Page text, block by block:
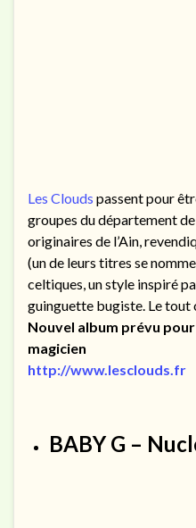
Les Clouds passent pour
groupes du département de
originaires de l’Ain,
(un de leurs titres se
celtiques, un style inspiré
guinguette bugiste. Le tout
Nouvel album prévu pour
magicien
http://www.lesclouds.fr
BABY G –